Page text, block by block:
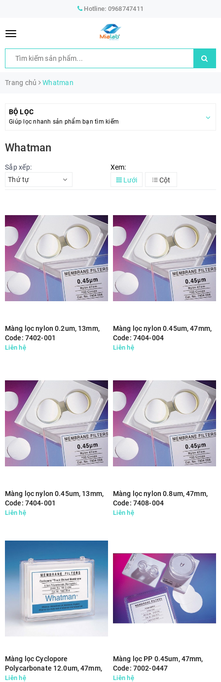
Hotline: 0968747411
Trang chủ Whatman
BỘ LỌC
Giúp lọc nhanh sản phẩm bạn tìm kiếm
Whatman
Sắp xếp:
Thứ tự
Xem:
Lưới
Cột
Màng lọc nylon 0.2um, 13mm,
Code: 7402-001
Liên hệ
Màng lọc nylon 0.45um, 47mm,
Code: 7404-004
Liên hệ
Màng lọc nylon 0.45um, 13mm,
Code: 7404-001
Liên hệ
Màng lọc nylon 0.8um, 47mm,
Code: 7408-004
Liên hệ
Màng lọc Cyclopore
Polycarbonate 12.0um, 47mm,
Code: 7060-4716
Liên hệ
Màng lọc PP 0.45um, 47mm,
Code: 7002-0447
Liên hệ